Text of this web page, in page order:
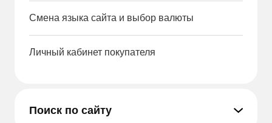
Смена языка сайта и выбор валюты
Личный кабинет покупателя
Поиск по сайту